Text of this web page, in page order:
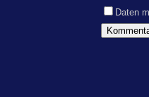
Daten